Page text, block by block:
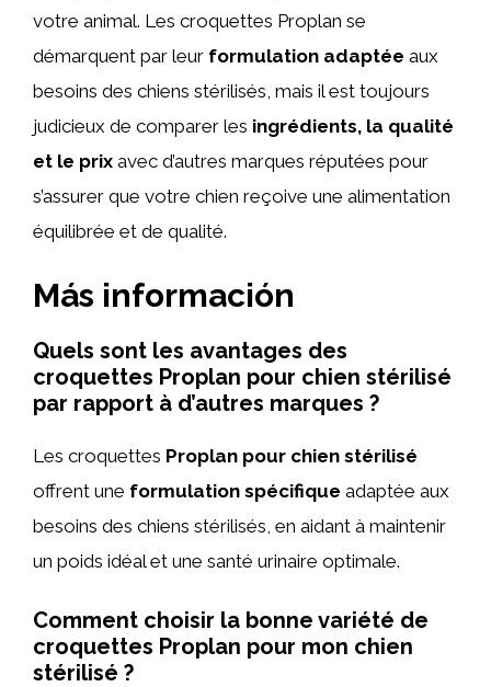
votre animal. Les croquettes Proplan se
démarquent par leur formulation adaptée aux
besoins des chiens stérilisés, mais il est toujours
judicieux de comparer les ingrédients, la qualité
et le prix avec d’autres marques réputées pour
s’assurer que votre chien reçoive une alimentation
équilibrée et de qualité.
Más información
Quels sont les avantages des
croquettes Proplan pour chien stérilisé
par rapport à d’autres marques ?
Les croquettes Proplan pour chien stérilisé
offrent une formulation spécifique adaptée aux
besoins des chiens stérilisés, en aidant à maintenir
un poids idéal et une santé urinaire optimale.
Comment choisir la bonne variété de
croquettes Proplan pour mon chien
stérilisé ?